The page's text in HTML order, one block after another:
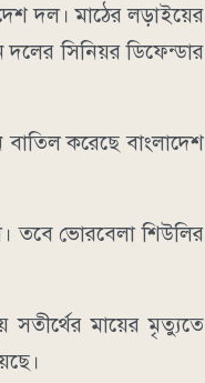
দল। মাঠের লড়াইয়ের
সিনিয়র ডিফেন্ডার
করেছে বাংলাদেশ
তবে ভোরবেলা শিউলির
সতীর্থের মায়ের মৃত্যুতে